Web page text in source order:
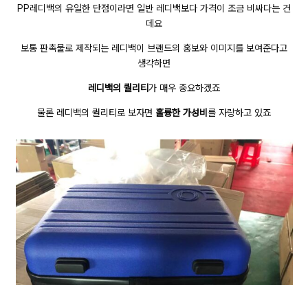
PP레디백의 유일한 단점이라면 일반 레디백보다 가격이 조금 비싸다는 건
데요
보통 판촉물로 제작되는 레디백이 브랜드의 홍보와 이미지를 보여준다고
생각하면
레디백의 퀄리티가 매우 중요하겠죠
물론 레디백의 퀄리티로 보자면 훌륭한 가성비 를 자랑하고 있죠